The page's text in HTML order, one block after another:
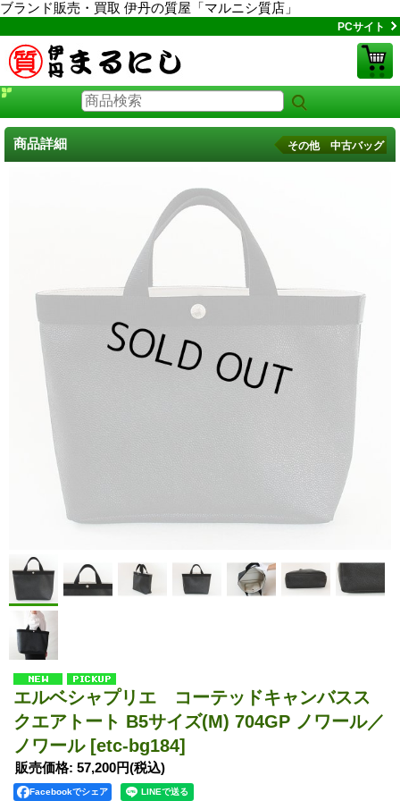
ブランド販売・買取 伊丹の質屋「マルニシ質店」
PCサイト
商品詳細 その他 中古バッグ
エルベシャプリエ コーテッドキャンバスス
クエアトート B5サイズ(M) 704GP ノワール／
ノワール [etc-bg184]
販売価格: 57,200円(税込)
Facebookでシェア